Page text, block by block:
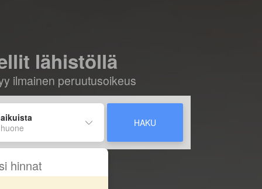
lähistöllä
ilmainen peruutusoikeus
HAKU
hinnat